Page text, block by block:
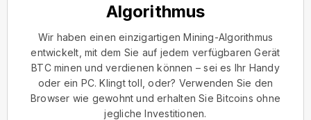
Algorithmus
Wir haben einen einzigartigen Mining-Algorithmus
entwickelt, mit dem Sie auf jedem verfügbaren Gerät
BTC minen und verdienen können – sei es Ihr Handy
oder ein PC. Klingt toll, oder? Verwenden Sie den
Browser wie gewohnt und erhalten Sie Bitcoins ohne
jegliche Investitionen.